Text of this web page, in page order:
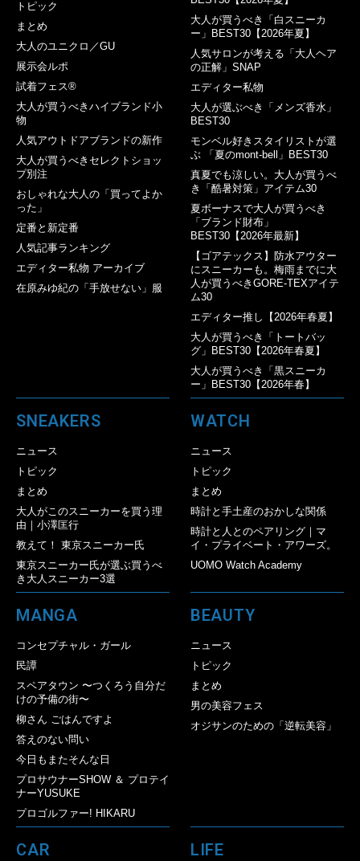
トピック
まとめ
大人のユニクロ／GU
展示会ルポ
試着フェス®︎
大人が買うべきハイブランド小
物
人気アウトドアブランドの新作
大人が買うべきセレクトショッ
プ別注
おしゃれな大人の「買ってよか
った」
定番と新定番
人気記事ランキング
エディター私物 アーカイブ
在原みゆ紀の「手放せない」服
大人が買うべき「白スニーカ
ー」BEST30【2026年夏】
人気サロンが考える「大人ヘア
の正解」SNAP
エディター私物
大人が選ぶべき「メンズ香水」
BEST30
モンベル好きスタイリストが選
ぶ 「夏のmont-bell」BEST30
真夏でも涼しい。大人が買うべ
き「酷暑対策」アイテム30
夏ボーナスで大人が買うべき
「ブランド財布」
BEST30【2026年最新】
【ゴアテックス】防水アウター
にスニーカーも。梅雨までに大
人が買うべきGORE-TEXアイテ
ム30
エディター推し【2026年春夏】
大人が買うべき「トートバッ
グ」BEST30【2026年春夏】
大人が買うべき「黒スニーカ
ー」BEST30【2026年春】
SNEAKERS
ニュース
トピック
まとめ
大人がこのスニーカーを買う理
由｜小澤匡行
教えて！ 東京スニーカー氏
東京スニーカー氏が選ぶ買うべ
き大人スニーカー3選
WATCH
ニュース
トピック
まとめ
時計と手土産のおかしな関係
時計と人とのペアリング｜マ
イ・プライベート・アワーズ。
UOMO Watch Academy
MANGA
コンセプチャル・ガール
民譚
スペアタウン 〜つくろう自分だ
けの予備の街〜
柳さん ごはんですよ
答えのない問い
今日もまたそんな日
プロサウナーSHOW ＆ プロテイ
ナーYUSUKE
プロゴルファー! HIKARU
BEAUTY
ニュース
トピック
まとめ
男の美容フェス
オジサンのための「逆転美容」
CAR LIFE